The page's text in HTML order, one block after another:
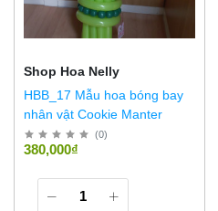
Shop Hoa Nelly
HBB_17 Mẫu hoa bóng bay
nhân vật Cookie Manter
(0)
380,000₫